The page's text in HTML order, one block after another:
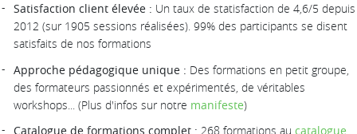
Satisfaction client élevée : Un taux de statisfaction de 4,6/5 depuis
2012 (sur 1905 sessions réalisées). 99% des participants se disent
satisfaits de nos formations
Approche pédagogique unique : Des formations en petit groupe,
des formateurs passionnés et expérimentés, de véritables
workshops... (Plus d'infos sur notre manifeste)
Catalogue de formations complet : 268 formations au catalogue